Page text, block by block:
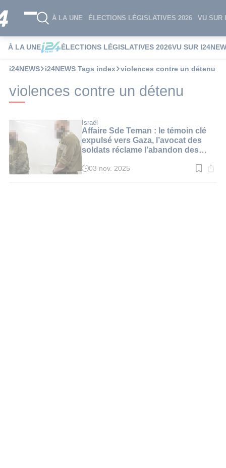
À LA UNE ÉLECTIONS LÉGISLATIVES 2026 VU SUR
À LA UNE ÉLECTIONS LÉGISLATIVES 2026VU SUR
i24NEWS i24NEWS Tags index violences contre un détenu
violences contre un détenu
Israël
Affaire Sde Teman : le témoin clé
expulsé vers Gaza, l’avocat des
soldats réclame l’abandon des
Temps
03 nov. 2025